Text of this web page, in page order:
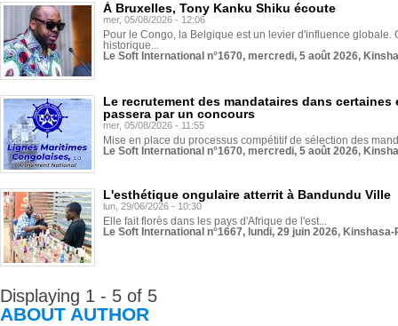
À Bruxelles, Tony Kanku Shiku écoute
mer, 05/08/2026 - 12:06
Pour le Congo, la Belgique est un levier d'influence globale.
historique...
Le Soft International n°1670, mercredi, 5 août 2026,
Le recrutement des mandataires dans
passera par un concours
mer, 05/08/2026 - 11:55
Mise en place du processus compétitif de sélection des
Le Soft International n°1670, mercredi, 5 août 2026,
L'esthétique ongulaire atterrit à Bandundu Ville
lun, 29/06/2026 - 10:30
Elle fait florès dans les pays d'Afrique de l'est...
Le Soft International n°1667, lundi, 29 juin 2026,
Displaying 1 - 5 of 5
ABOUT AUTHOR